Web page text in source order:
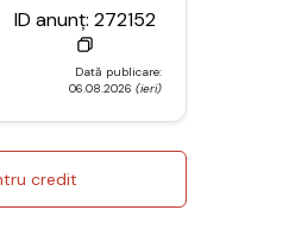
ID anunț: 272152
Dată publicare:
06.08.2026 (ieri)
credit